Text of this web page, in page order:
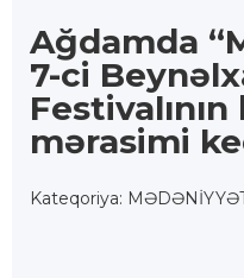
Ağdamda
7-ci
Festivalının
mərasimi
Kateqoriya: